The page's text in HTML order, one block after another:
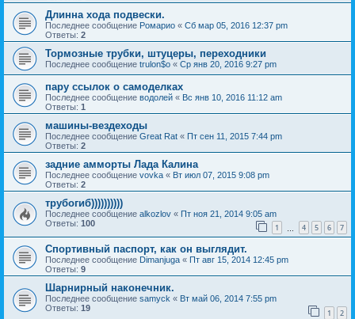
Длинна хода подвески.
Последнее сообщение Ромарио « Сб мар 05, 2016 12:37 pm
Ответы: 2
Тормозные трубки, штуцеры, переходники
Последнее сообщение trulon$o « Ср янв 20, 2016 9:27 pm
пару ссылок о самоделках
Последнее сообщение водолей « Вс янв 10, 2016 11:12 am
Ответы: 1
машины-вездеходы
Последнее сообщение Great Rat « Пт сен 11, 2015 7:44 pm
Ответы: 2
задние амморты Лада Калина
Последнее сообщение vovka « Вт июл 07, 2015 9:08 pm
Ответы: 2
трубогиб))))))))))
Последнее сообщение alkozlov « Пт ноя 21, 2014 9:05 am
Ответы: 100 1 4 5 6 7
Спортивный паспорт, как он выглядит.
Последнее сообщение Dimanjuga « Пт авг 15, 2014 12:45 pm
Ответы: 9
Шарнирный наконечник.
Последнее сообщение samyck « Вт май 06, 2014 7:55 pm
Ответы: 19 1 2